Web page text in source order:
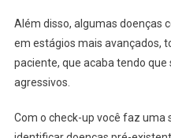
Além disso, algumas doenças
em estágios mais avançados,
paciente, que acaba tendo
agressivos.
Com o check-up você faz uma